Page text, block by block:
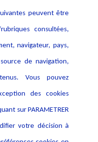
peuvent être
consultées,
navigateur, pays,
de navigation,
Vous pouvez
des cookies
sur PARAMETRER
votre décision à